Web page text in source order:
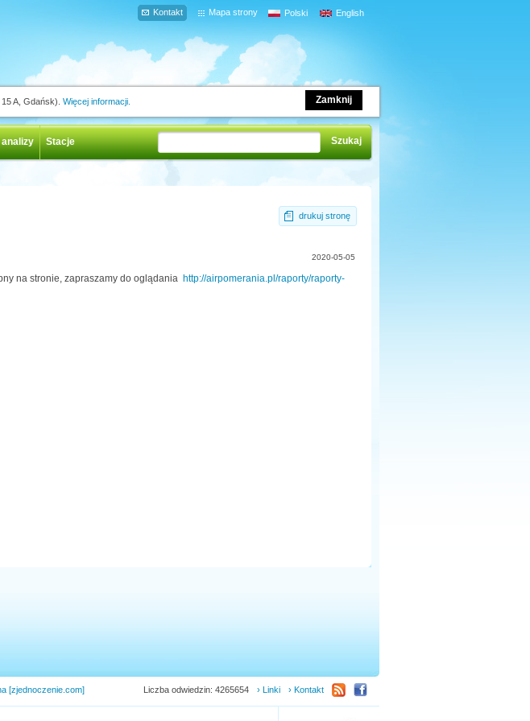
Zamknij
A, Gdańsk). Więcej informacji.
Mapa strony
Kontakt Polski English
Stacje
drukuj stronę
2020-05-05
na stronie, zapraszamy do oglądania http://airpomerania.pl/raporty/raporty-
[zjednoczenie.com] › Kontakt
› Linki
Liczba odwiedzin: 4265654